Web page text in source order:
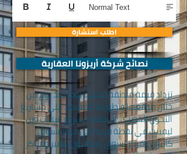
Normal Text
تزداد قيمة منطقة ليفينت يوماً بعد يوم من
خلال موقعها وتطورها المعتمد على مشاريع
التحول الحضري. إذ يصعد مشروع غينياب وين
ليفينت في نقطة قريبة من مركز تسوق
كانيون ومركز تسوق إسطنبول سفير ومراكز
نصائح شركة أريزونا العقارية
اطلب استشارة